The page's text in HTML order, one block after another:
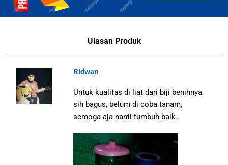
Ulasan Produk
Ridwan
Untuk kualitas di liat dari biji benihnya
sih bagus, belum di coba tanam,
semoga aja nanti tumbuh baik..